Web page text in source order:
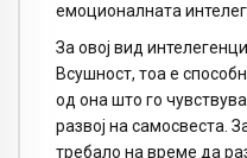
емоционалната
За овој вид
Всушност, тоа е
од она што го
развој на самосвеста.
требало на време да